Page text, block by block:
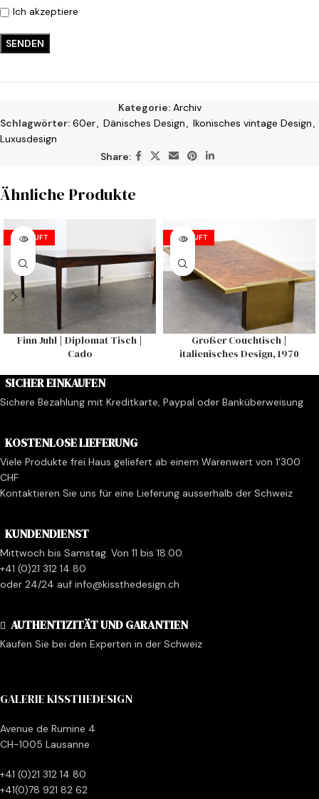
Ich akzeptiere
Kategorie: Archiv
Schlagwörter: 60er, Dänisches Design, Ikonisches vintage Design,
Luxusdesign
Share:
Ähnliche Produkte
VERKAUFT
Finn Juhl | Diplomat Tisch |
Cado
VERKAUFT
Großer Couchtisch |
italienisches Design, 1970
SICHER EINKAUFEN
Sichere Bezahlung mit Kreditkarte, Paypal oder Banküberweisung
KOSTENLOSE LIEFERUNG
Viele Produkte frei Haus geliefert ab einem Warenwert von 1'300
CHF
Kontaktieren Sie uns für eine Lieferung ausserhalb der Schweiz
KUNDENDIENST
Mittwoch bis Samstag. Von 11 bis 18:00.
+41 (0)21 312 14 80
oder 24/24 auf info@kissthedesign.ch
AUTHENTIZITÄT UND GARANTIEN
Kaufen Sie bei den Experten in der Schweiz
GALERIE KISSTHEDESIGN
Avenue de Rumine 4
CH-1005 Lausanne
+41 (0)21 312 14 80
+41(0)78 921 82 62